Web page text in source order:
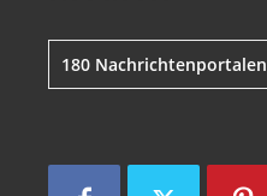
180 Nachrichtenportalen